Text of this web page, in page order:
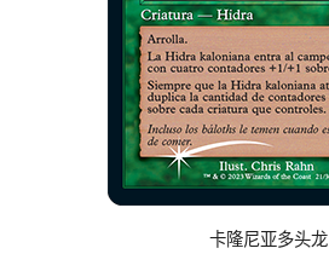
卡隆尼亚多头龙